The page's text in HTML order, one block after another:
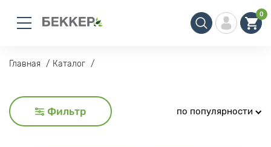
0
Главная Каталог
Фильтр по популярности